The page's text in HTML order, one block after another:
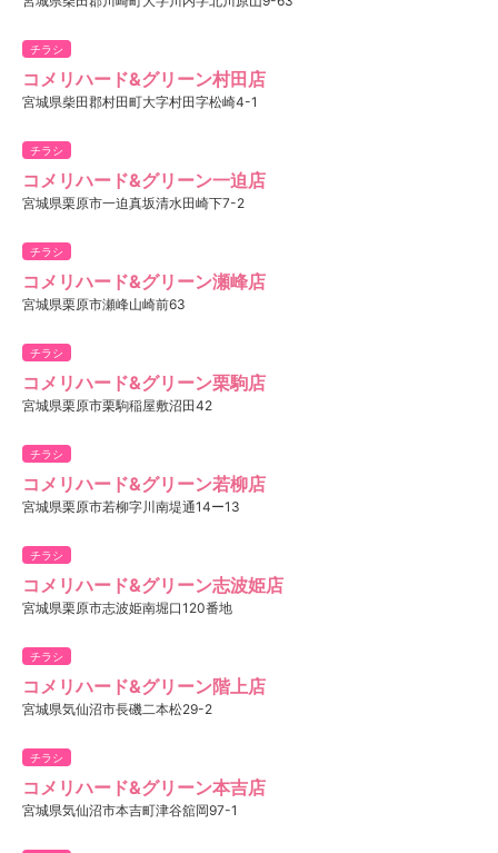
チラシ
コメリハード&グリーン村田店
宮城県柴田郡村田町大字村田字松崎4-1
チラシ
コメリハード&グリーン一迫店
宮城県栗原市一迫真坂清水田崎下7-2
チラシ
コメリハード&グリーン瀬峰店
宮城県栗原市瀬峰山崎前63
チラシ
コメリハード&グリーン栗駒店
宮城県栗原市栗駒稲屋敷沼田42
チラシ
コメリハード&グリーン若柳店
宮城県栗原市若柳字川南堤通14ー13
チラシ
コメリハード&グリーン志波姫店
宮城県栗原市志波姫南堀口120番地
チラシ
コメリハード&グリーン階上店
宮城県気仙沼市長磯二本松29-2
チラシ
コメリハード&グリーン本吉店
宮城県気仙沼市本吉町津谷舘岡97-1